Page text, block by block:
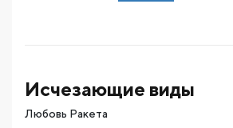
Исчезающие виды
Любовь Ракета